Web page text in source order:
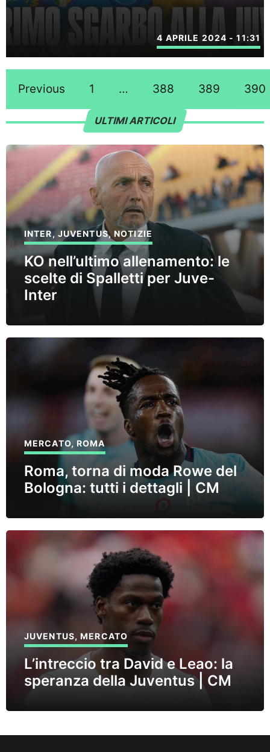
4 APRILE 2024 - 11:31
Previous 1 … 388 389 390
ULTIMI ARTICOLI
INTER, JUVENTUS,NOTIZIE
KO nell’ultimo allenamento: le
scelte di Spalletti per Juve-
Inter
MERCATO, ROMA
Roma, torna di moda Rowe del
Bologna: tutti i dettagli | CM
JUVENTUS,MERCATO
L’intreccio tra David e Leao: la
speranza della Juventus | CM